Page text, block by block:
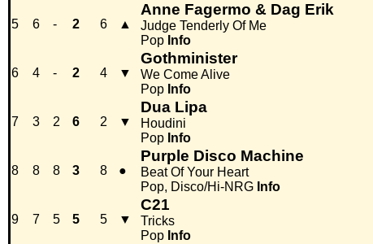
5 6 - 2 6 ▲
Anne Fagermo & Dag Erik
Judge Tenderly Of Me
Pop Info
6 4 - 2 4 ▼
Gothminister
We Come Alive
Pop Info
7 3 2 6 2 ▼
Dua Lipa
Houdini
Pop Info
8 8 8 3 8 ●
Purple Disco Machine
Beat Of Your Heart
Pop, Disco/Hi-NRG Info
9 7 5 5 5 ▼
C21
Tricks
Pop Info